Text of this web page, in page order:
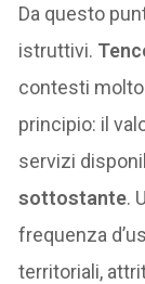
Da questo
istruttivi.
contesti
principio: il
servizi
sottostante.
frequenza
territoriali,